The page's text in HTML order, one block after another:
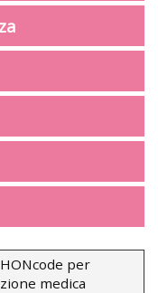
per
medica